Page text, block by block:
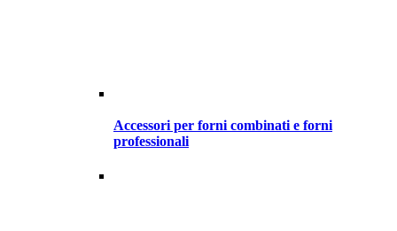
Accessori per forni combinati e forni
professionali